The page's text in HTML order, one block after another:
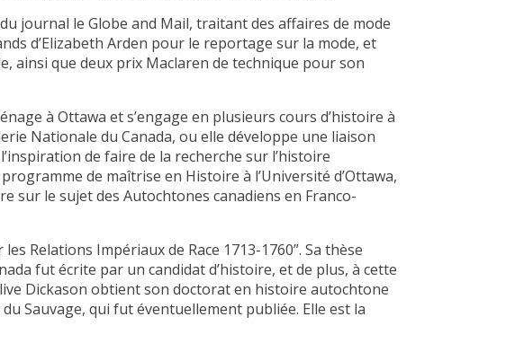
journal le Globe and Mail, traitant des affaires de mode
d’Elizabeth Arden pour le reportage sur la mode, et
ainsi que deux prix Maclaren de technique pour son
à Ottawa et s’engage en plusieurs cours d’histoire à
Nationale du Canada, ou elle développe une liaison
de faire de la recherche sur l’histoire
de maîtrise en Histoire à l’Université d’Ottawa,
sur le sujet des Autochtones canadiens en Franco-
Relations Impériaux de Race 1713-1760”. Sa thèse
fut écrite par un candidat d’histoire, et de plus, à cette
Dickason obtient son doctorat en histoire autochtone
Sauvage, qui fut éventuellement publiée. Elle est la